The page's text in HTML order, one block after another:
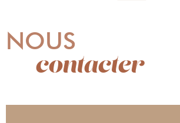
NOUS
contacter